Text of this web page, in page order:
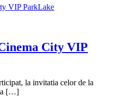
City VIP
la invitatia celor de la
[…]